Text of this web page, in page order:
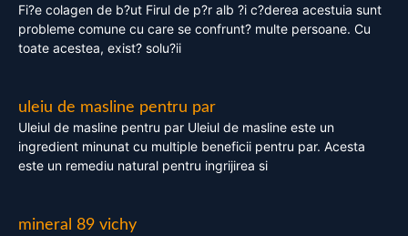
Fi?e colagen de b?ut Firul de p?r alb ?i c?derea acestuia sunt
probleme comune cu care se confrunt? multe persoane. Cu
toate acestea, exist? solu?ii
uleiu de masline pentru par
Uleiul de masline pentru par Uleiul de masline este un
ingredient minunat cu multiple beneficii pentru par. Acesta
este un remediu natural pentru ingrijirea si
mineral 89 vichy